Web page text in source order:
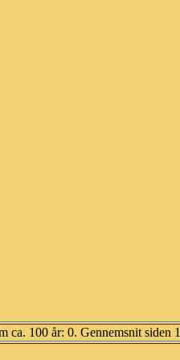
ca. 100 år: 0. Gennemsnit siden